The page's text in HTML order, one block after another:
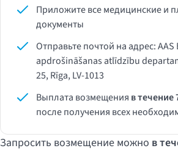
Приложите все медицинские и
документы
Отправьте почтой на адрес: AAS
apdrošināšanas atlīdzību
25, Rīga, LV-1013
Выплата возмещения в течение
после получения всех
Запросить возмещение можно в